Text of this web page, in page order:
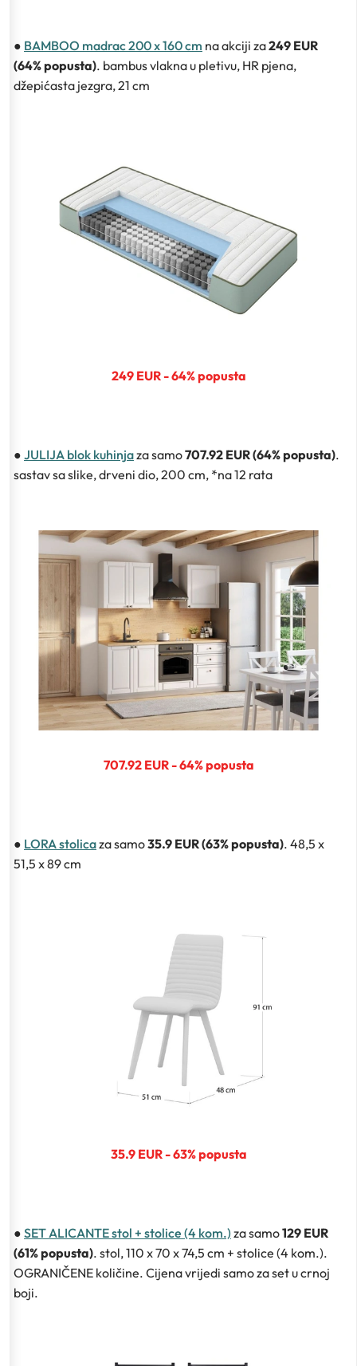
● BAMBOO madrac 200 x 160 cm na akciji za249 EUR
(64% popusta). bambus vlakna u pletivu, HR pjena,
džepićasta jezgra, 21 cm
249 EUR - 64% popusta
● JULIJA blok kuhinjaza samo707.92 EUR (64% popusta).
sastav sa slike, drveni dio, 200 cm, *na 12 rata
707.92 EUR - 64% popusta
● LORA stolicaza samo35.9 EUR (63% popusta). 48,5 x
51,5 x 89 cm
35.9 EUR - 63% popusta
● SET ALICANTE stol + stolice (4 kom.) za samo129 EUR
(61% popusta). stol, 110 x 70 x 74,5 cm + stolice (4 kom.).
OGRANIČENE količine. Cijena vrijedi samo za set u crnoj
boji.